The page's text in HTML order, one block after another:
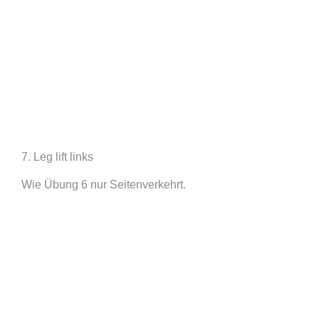
7. Leg lift links
Wie Übung 6 nur Seitenverkehrt.